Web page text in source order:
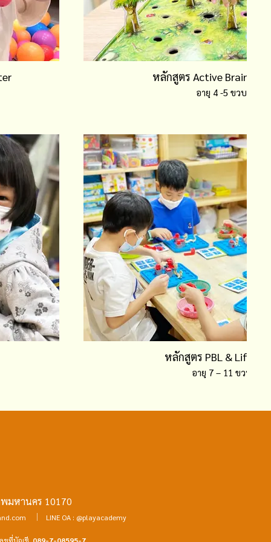
หลักสูตร Active Brain :
อายุ 4 -5 ขวบ
หลักสูตร PBL & Life
อายุ 7 – 11 ขวบ
พมหานคร 10170
LINE OA : @playacademy